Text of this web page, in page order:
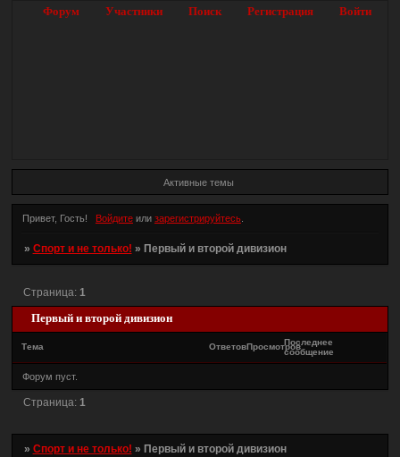
Форум Участники Поиск Регистрация Войти
Активные темы
Привет, Гость! Войдитеили зарегистрируйтесь.
» Спорт и не только! » Первый и второй дивизион
Первый и второй дивизион
Страница: 1
Тема ОтветовПросмотровПоследнее
сообщение
Форум пуст.
Страница: 1
» Спорт и не только! » Первый и второй дивизион